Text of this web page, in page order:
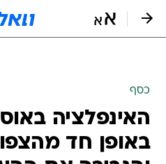
כסף
האינפלציה